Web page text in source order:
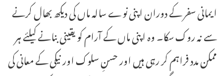
ایمانی سفر کے دوران اپنی نوے سالہ ماں کی دیکھ بھال کرنے
سے نہ روک سکا۔ وہ اپنی ماں کے آرام کو یقینی بنانے کیلئے ہر
ممکن مدد فراہم کر رہی ہیں اور حسنِ سلوک اور نیکی کے معانی کی